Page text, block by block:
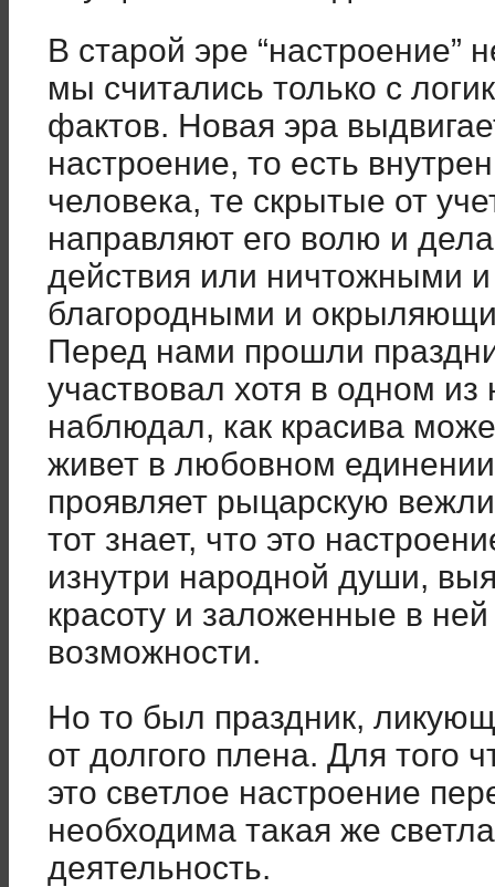
В старой эре “настроение”
мы считались только с
фактов. Новая эра
настроение, то есть
человека, те скрытые от
направляют его волю и
действия или ничтожными
благородными и
Перед нами прошли
участвовал хотя в одном из
наблюдал, как красива
живет в любовном
проявляет рыцарскую
тот знает, что это
изнутри народной души,
красоту и заложенные в ней
возможности.
Но то был праздник,
от долгого плена. Для того
это светлое настроение
необходима такая же
деятельность.